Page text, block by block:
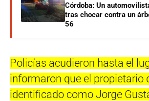
Córdoba: Un
tras chocar contra un
56
Policías acudieron hasta el
informaron que el propietario
identificado como Jorge